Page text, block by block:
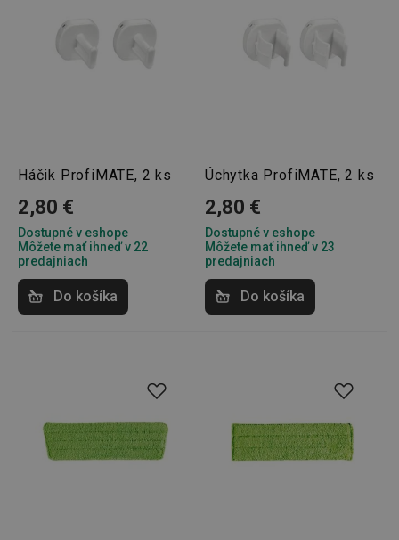
Háčik ProfiMATE, 2 ks
2,80 €
Dostupné v eshope
Môžete mať ihneď v 22
predajniach
Do košíka
Úchytka ProfiMATE, 2 ks
2,80 €
Dostupné v eshope
Môžete mať ihneď v 23
predajniach
Do košíka
Twitter Inc.
.smartadserver.com
sekunda